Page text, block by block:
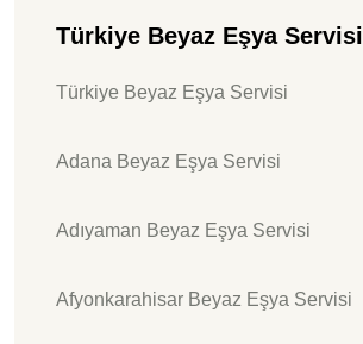
Türkiye Beyaz Eşya Servisi
Türkiye Beyaz Eşya Servisi
Adana Beyaz Eşya Servisi
Adıyaman Beyaz Eşya Servisi
Afyonkarahisar Beyaz Eşya Servisi